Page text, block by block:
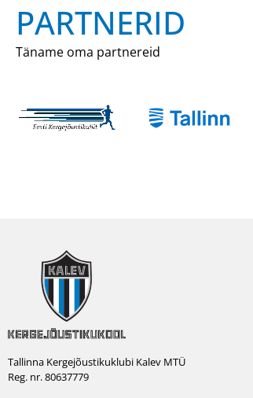
PARTNERID
Täname oma partnereid
Tallinna Kergejõustikuklubi Kalev MTÜ
Reg. nr. 80637779